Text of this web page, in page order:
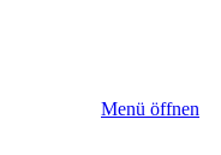
Menü öffnen